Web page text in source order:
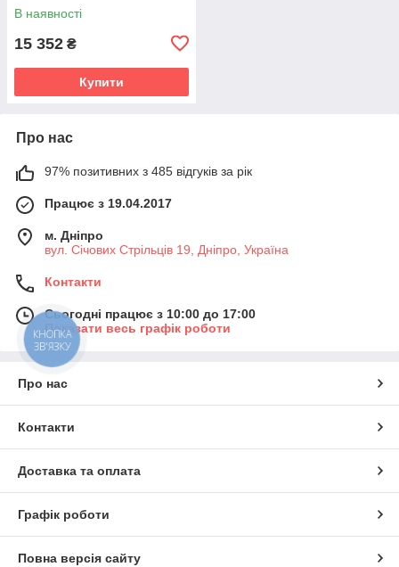
В наявності
15 352 ₴
Купити
Про нас
97% позитивних з 485 відгуків за рік
Працює з 19.04.2017
м. Дніпро
вул. Січових Стрільців 19, Дніпро, Україна
Контакти
Сьогодні працює з 10:00 до 17:00
Показати весь графік роботи
Про нас
Контакти
Доставка та оплата
Графік роботи
Повна версія сайту
КНОПКА
ЗВ'ЯЗКУ